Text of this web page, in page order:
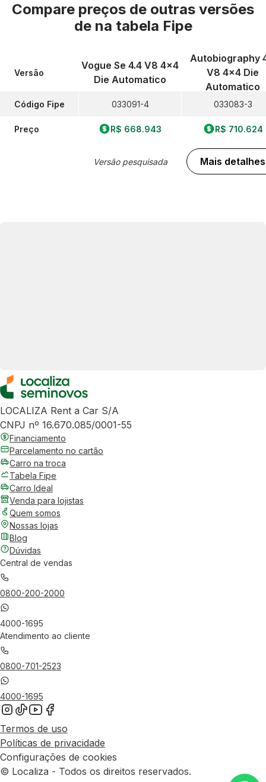
Compare preços de outras versões
de na tabela Fipe
Versão
Código Fipe
Preço
Vogue Se 4.4 V8 4x4
Die Automatico
033091-4
R$ 668.943
Versão pesquisada
Autobiography
V8 4x4 Die
Automatico
033083-3
R$ 710.624
Mais detalhes
LOCALIZA Rent a Car S/A
CNPJ nº 16.670.085/0001-55
Financiamento
Parcelamento no cartão
Carro na troca
Tabela Fipe
Carro Ideal
Venda para lojistas
Quem somos
Nossas lojas
Blog
Dúvidas
Central de vendas
0800-200-2000
4000-1695
Atendimento ao cliente
0800-701-2523
4000-1695
Termos de uso
Políticas de privacidade
Configurações de cookies
© Localiza - Todos os direitos reservados.